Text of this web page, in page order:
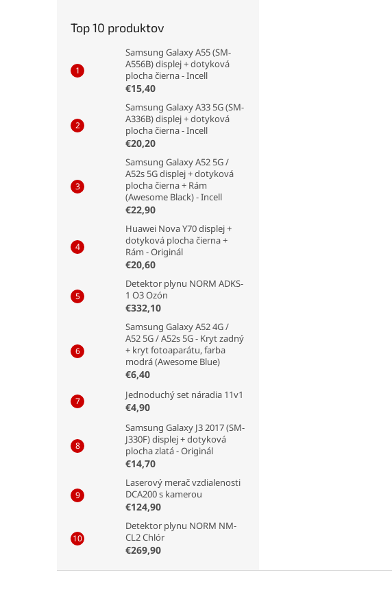
Top 10 produktov
Samsung Galaxy A55 (SM-
A556B) displej + dotyková
plocha čierna - Incell
€15,40
Samsung Galaxy A33 5G (SM-
A336B) displej + dotyková
plocha čierna - Incell
€20,20
Samsung Galaxy A52 5G /
A52s 5G displej + dotyková
plocha čierna + Rám
(Awesome Black) - Incell
€22,90
Huawei Nova Y70 displej +
dotyková plocha čierna +
Rám - Originál
€20,60
Detektor plynu NORM ADKS-
1 O3 Ozón
€332,10
Samsung Galaxy A52 4G /
A52 5G / A52s 5G - Kryt zadný
+ kryt fotoaparátu, farba
modrá (Awesome Blue)
€6,40
Jednoduchý set náradia 11v1
€4,90
Samsung Galaxy J3 2017 (SM-
J330F) displej + dotyková
plocha zlatá - Originál
€14,70
Laserový merač vzdialenosti
DCA200 s kamerou
€124,90
Detektor plynu NORM NM-
CL2 Chlór
€269,90